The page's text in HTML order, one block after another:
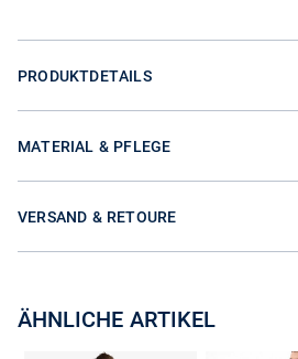
PRODUKTDETAILS
MATERIAL & PFLEGE
VERSAND & RETOURE
ÄHNLICHE ARTIKEL